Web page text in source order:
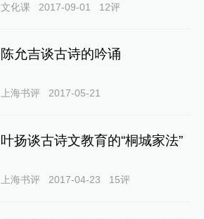
文化课 2017-09-01 12评
陈允吉谈古诗的吟诵
上海书评 2017-05-21
叶扬谈古诗文教育的“桐城家法”
上海书评 2017-04-23 15评